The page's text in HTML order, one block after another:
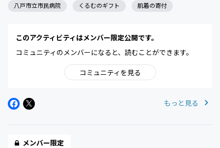
八戸市立市民病院 くるむのギフト 肌着の寄付
このアクティビティはメンバー限定公開です。
コミュニティのメンバーになると、読むことができます。
コミュニティを見る
もっと見る
メンバー限定